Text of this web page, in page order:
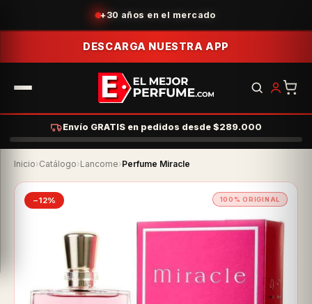
Acumula puntos con tus compras
DESCARGA NUESTRA APP
Envío GRATIS en pedidos desde $289.000
Inicio›Catálogo›Lancome›Perfume Miracle
−12% 100% ORIGINAL